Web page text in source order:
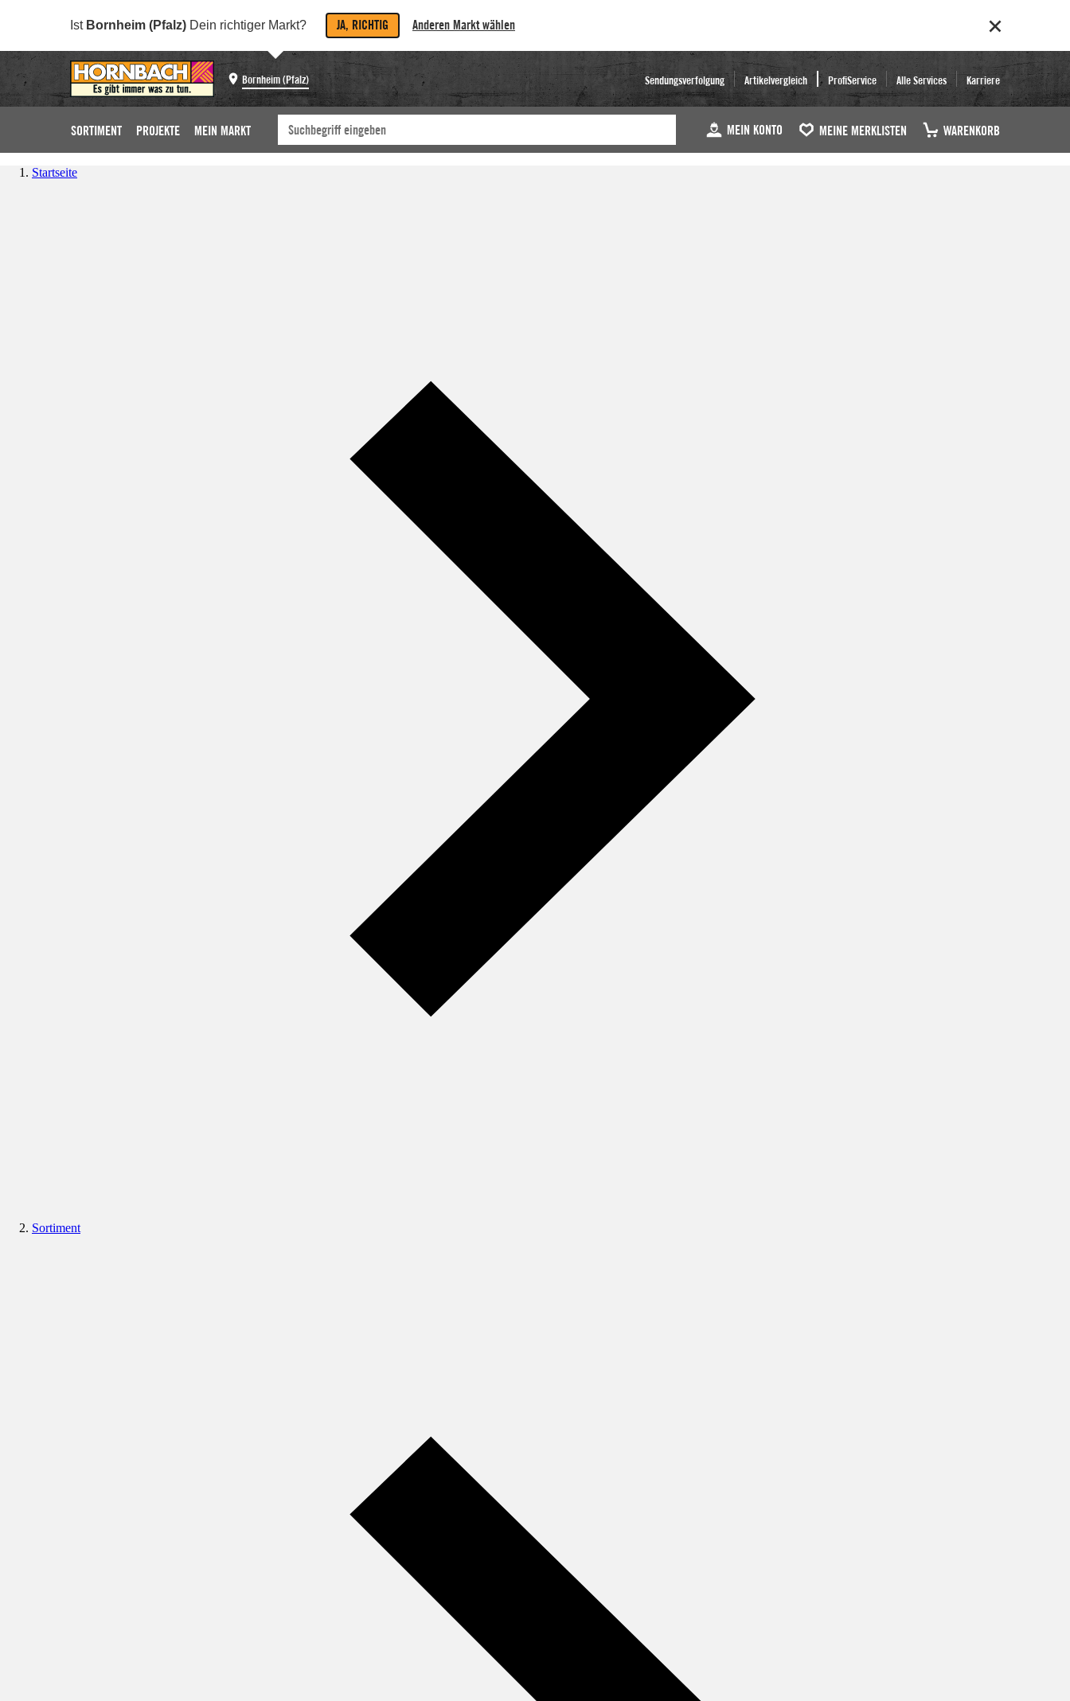
Ist Bornheim (Pfalz) Dein richtiger Markt? JA, RICHTIG Anderen Markt wählen
Bornheim (Pfalz) Sendungsverfolgung Artikelvergleich ProfiService Alle Services Karriere
SORTIMENT PROJEKTE MEIN MARKT MEIN KONTO MEINE MERKLISTEN WARENKORB
Startseite
Sortiment